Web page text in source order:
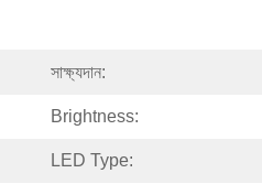
সাক্ষ্যদান:
Brightness:
LED Type: